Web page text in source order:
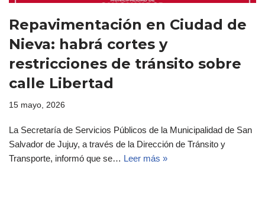
Repavimentación en Ciudad de
Nieva: habrá cortes y
restricciones de tránsito sobre
calle Libertad
15 mayo, 2026
La Secretaría de Servicios Públicos de la Municipalidad de San
Salvador de Jujuy, a través de la Dirección de Tránsito y
Transporte, informó que se… Leer más »